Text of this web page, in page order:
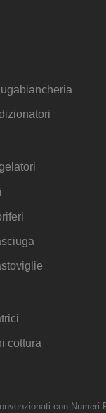
cottura
con Numeri